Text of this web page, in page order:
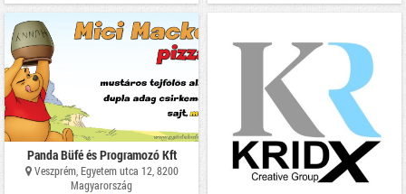
Panda Büfé és Programozó Kft
Veszprém, Egyetem utca 12, 8200
Magyarország